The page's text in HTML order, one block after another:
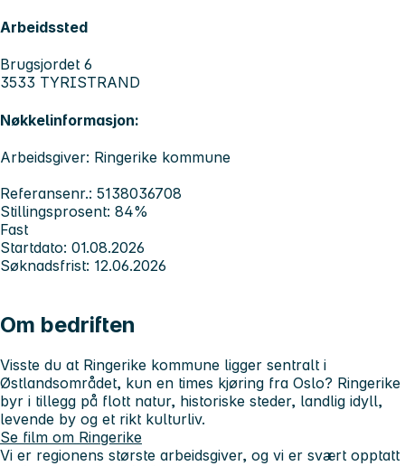
Arbeidssted
Brugsjordet 6
3533 TYRISTRAND
Nøkkelinformasjon:
Arbeidsgiver: Ringerike kommune
Referansenr.: 5138036708
Stillingsprosent: 84%
Fast
Startdato: 01.08.2026
Søknadsfrist: 12.06.2026
Om bedriften
Visste du at Ringerike kommune ligger sentralt i
Østlandsområdet, kun en times kjøring fra Oslo? Ringerike
byr i tillegg på flott natur, historiske steder, landlig idyll,
levende by og et rikt kulturliv.
Se film om Ringerike
Vi er regionens største arbeidsgiver, og vi er svært opptatt